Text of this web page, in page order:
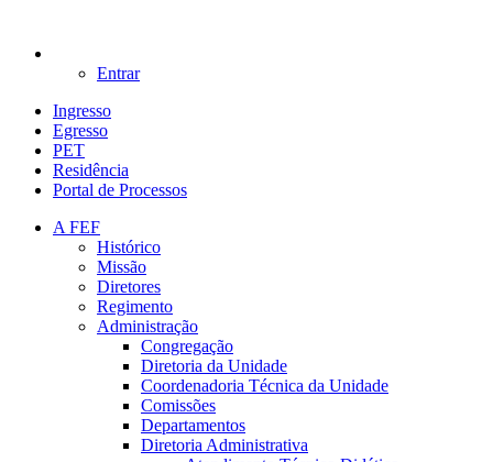
Entrar
Ingresso
Egresso
PET
Residência
Portal de Processos
A FEF
Histórico
Missão
Diretores
Regimento
Administração
Congregação
Diretoria da Unidade
Coordenadoria Técnica da Unidade
Comissões
Departamentos
Diretoria Administrativa